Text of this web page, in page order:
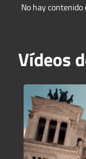
No hay
Vídeos